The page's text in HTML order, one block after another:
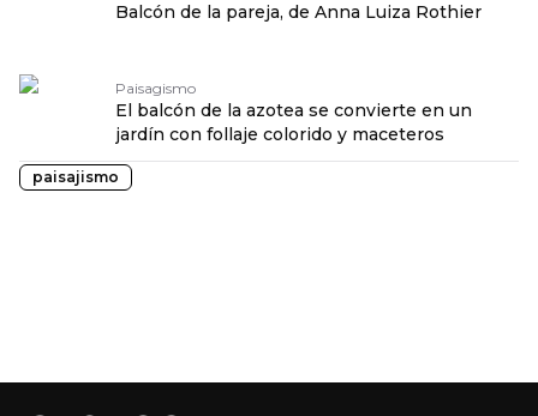
Balcón de la pareja, de Anna Luiza Rothier
Paisagismo
El balcón de la azotea se convierte en un
jardín con follaje colorido y maceteros
paisajismo